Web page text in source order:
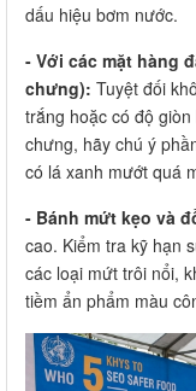
dấu hiệu bơm nước.
- Với các mặt hàng
chưng): Tuyệt đối
trắng hoặc có độ
chưng, hãy chú ý
có lá xanh mướt quá
- Bánh mứt kẹo và
cao. Kiểm tra kỹ hạn
các loại mứt trôi nổi,
tiềm ẩn phẩm màu